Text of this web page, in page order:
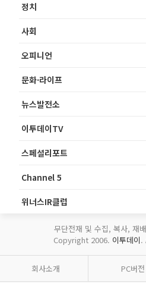
정치
사회
오피니언
문화·라이프
뉴스발전소
이투데이TV
스페셜리포트
Channel 5
위너스IR클럽
무단전재 및 수집, 복사, 재
Copyright 2006. 이투데이.
회사소개 PC버전